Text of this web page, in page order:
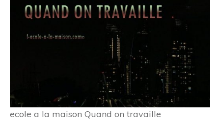
ecole a la maison Quand on travaille